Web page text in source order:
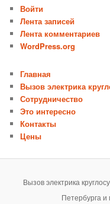
Войти
Лента записей
Лента комментариев
WordPress.org
Главная
Вызов электрика
Сотрудничество
Это интересно
Контакты
Цены
Вызов электрика
Петербурга и